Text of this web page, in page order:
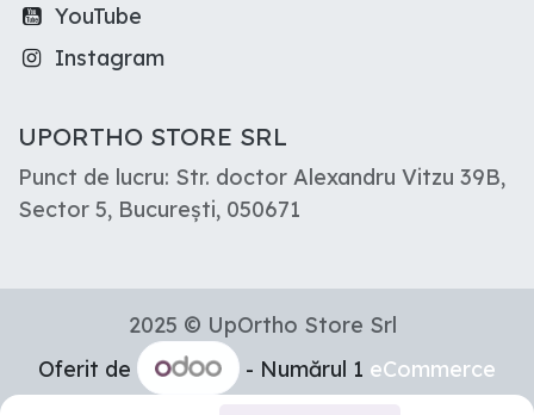
YouTube
Instagram
UPORTHO STORE SRL
Punct de lucru: Str. doctor Alexandru Vitzu 39B,
Sector 5, București, 050671
2025 © UpOrtho Store Srl
Oferit de
- Numărul 1 eCommerce